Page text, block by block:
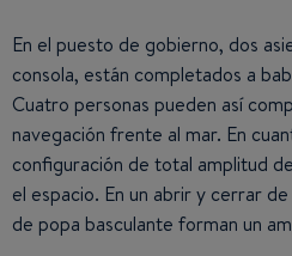
En el puesto de gobierno, dos
consola, están completados a
Cuatro personas pueden así
navegación frente al mar. En
configuración de total amplitud
el espacio. En un abrir y cerrar
de popa basculante forman un